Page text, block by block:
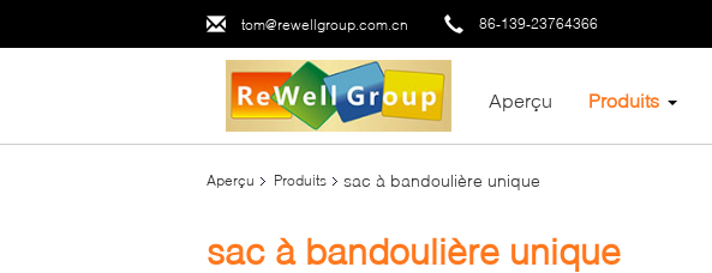
tom@rewellgroup.com.cn 86-139-23764366
Aperçu Produits
Aperçu Produits sac à bandoulière unique
sac à bandoulière unique